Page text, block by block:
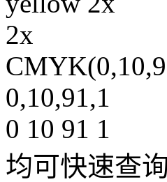
2x
0,10,91,1
0 10 91 1
均可快速查